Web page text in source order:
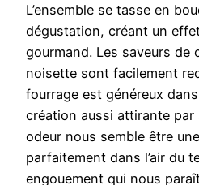
L’ensemble se tasse en
dégustation, créant un
gourmand. Les saveurs de
noisette sont facilement
fourrage est généreux
création aussi attirante par
odeur nous semble être
parfaitement dans l’air du
engouement qui nous